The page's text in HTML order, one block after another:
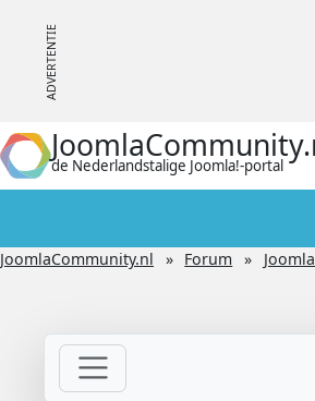
de Nederlandstalige Joomla!-portal
JoomlaCommunity.nl Forum